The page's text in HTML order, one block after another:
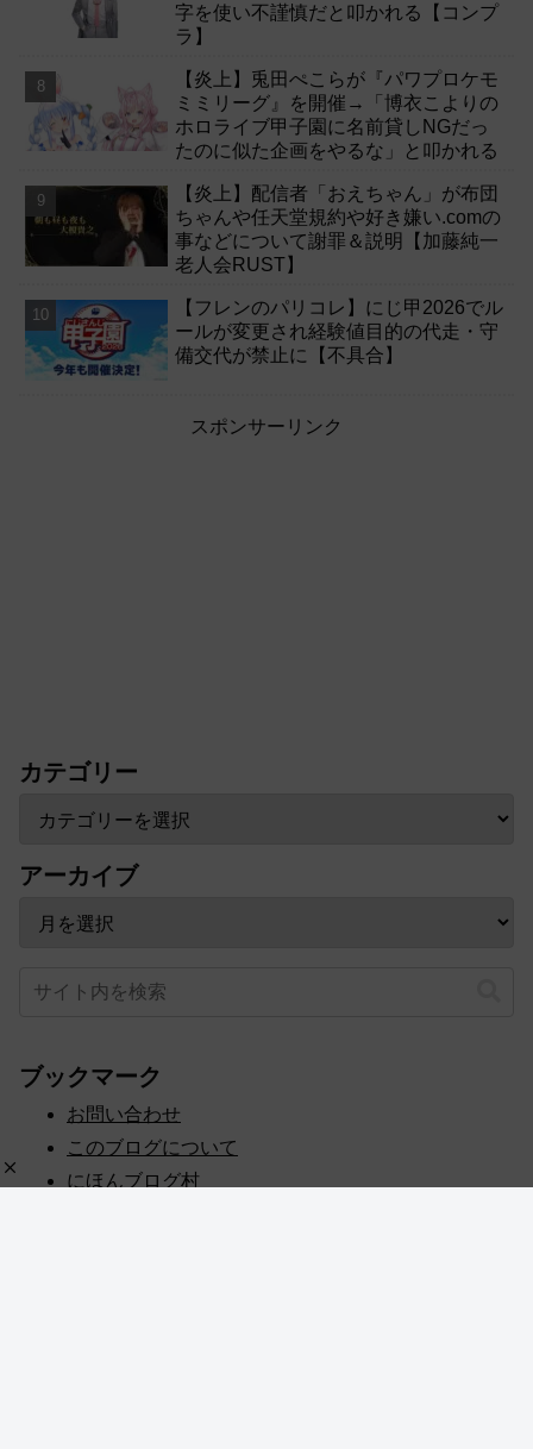
字を使い不謹慎だと叩かれる【コンプ
ラ】
【炎上】兎田ぺこらが『パワプロケモ
ミミリーグ』を開催→「博衣こよりの
ホロライブ甲子園に名前貸しNGだっ
たのに似た企画をやるな」と叩かれる
【炎上】配信者「おえちゃん」が布団
ちゃんや任天堂規約や好き嫌い.comの
事などについて謝罪＆説明【加藤純一
老人会RUST】
【フレンのパリコレ】にじ甲2026でル
ールが変更され経験値目的の代走・守
備交代が禁止に【不具合】
スポンサーリンク
カテゴリー
アーカイブ
ブックマーク
お問い合わせ
このブログについて
にほんブログ村